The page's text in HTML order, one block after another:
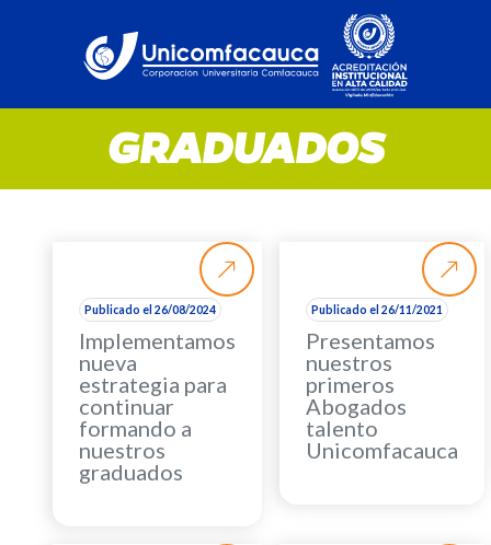
GRADUADOS
Publicado el 26/08/2024
Implementamos
nueva
estrategia para
continuar
formando a
nuestros
graduados
Publicado el 26/11/2021
Presentamos
nuestros
primeros
Abogados
talento
Unicomfacauca